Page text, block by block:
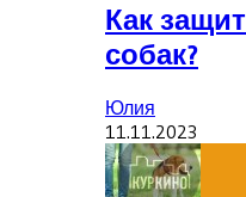
Как
собак?
Юлия
11.11.2023